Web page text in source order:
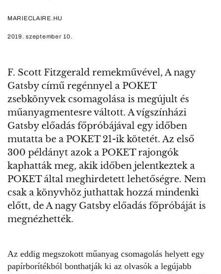
MARIECLAIRE.HU
2019. szeptember 10.
F. Scott Fitzgerald remekművével, A nagy
Gatsby című regénnyel a POKET
zsebkönyvek csomagolása is megújult és
műanyagmentesre váltott. A vígszínházi
Gatsby előadás főpróbájával egy időben
mutatta be a POKET 21-ik kötetét. Az első
300 példányt azok a POKET rajongók
kaphatták meg, akik időben jelentkeztek a
POKET által meghirdetett lehetőségre. Nem
csak a könyvhöz juthattak hozzá mindenki
előtt, de A nagy Gatsby előadás főpróbáját is
megnézhették.
Az eddig megszokott műanyag csomagolás helyett egy
papírborítékból bonthatják ki az olvasók a legújabb